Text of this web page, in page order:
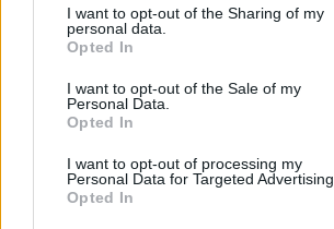
I want to opt-out of the Sharing of my
personal data.
Opted In
I want to opt-out of the Sale of my
Personal Data.
Opted In
I want to opt-out of processing my
Personal Data for Targeted Advertising.
Opted In